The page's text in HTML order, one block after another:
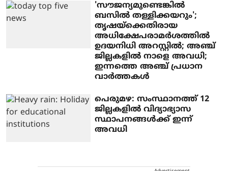
'സൗജന്യമുണ്ടെങ്കില്‍
ബസില്‍ തള്ളിക്കയറും';
തൃഷയ്‌ക്കെതിരായ
അധിക്ഷേപരാമര്‍ശത്തില്‍
ഉദയനിധി അറസ്റ്റില്‍; അഞ്ച്
ജില്ലകളില്‍ നാളെ അവധി;
ഇന്നത്തെ അഞ്ച് പ്രധാന
വാര്‍ത്തകള്‍
പെരുമഴ: സംസ്ഥാനത്ത് 12
ജില്ലകളില്‍ വിദ്യാഭ്യാസ
സ്ഥാപനങ്ങള്‍ക്ക് ഇന്ന്
അവധി